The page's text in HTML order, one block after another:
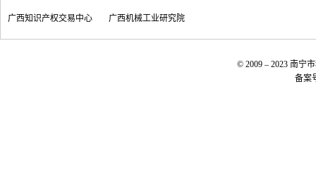
广西知识产权交易中心 广西机械工业研究院
© 2009 – 2023 南宁
备案